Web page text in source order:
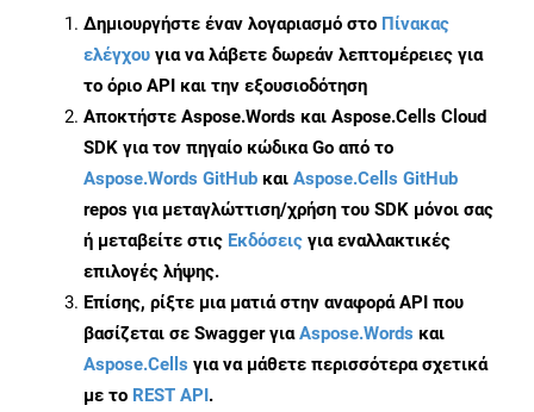
Δημιουργήστε έναν λογαριασμό στο Πίνακας
ελέγχου για να λάβετε δωρεάν λεπτομέρειες για
το όριο API και την εξουσιοδότηση
Αποκτήστε Aspose.Words και Aspose.Cells Cloud
SDK για τον πηγαίο κώδικα Go από το
Aspose.Words GitHub και Aspose.Cells GitHub
repos για μεταγλώττιση/χρήση του SDK μόνοι σας
ή μεταβείτε στις Εκδόσεις για εναλλακτικές
επιλογές λήψης.
Επίσης, ρίξτε μια ματιά στην αναφορά API που
βασίζεται σε Swagger γιαAspose.Words και
Aspose.Cells για να μάθετε περισσότερα σχετικά
με το REST API.